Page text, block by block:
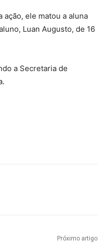
ação, ele matou a aluna
Luan Augusto, de 16
a Secretaria de
Próximo artigo